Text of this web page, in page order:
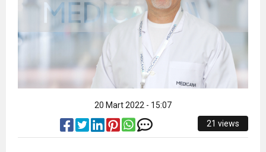
20 Mart 2022 - 15:07
21 views